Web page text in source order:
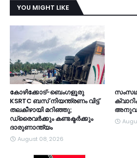
YOU MIGHT LIKE
കോഴിക്കോട്-ബെംഗളൂരു
KSRTC ബസ് നിയന്ത്രണം വിട്ട്
തലകീഴായി മറിഞ്ഞു;
ഡ്രൈവർക്കും കണ്ടക്ടർക്കും
ദാരുണാന്ത്യം
August 08, 2026